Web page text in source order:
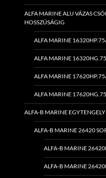
ALFA MARINE ALU VÁZAS
HOSSZÚSÁGIG
ALFA MARINE
ALFA MARINE
ALFA MARINE
ALFA MARINE
ALFA-B MARINE
ALFA-B MARINE 26420
ALFA-B MARINE
ALFA-B MARINE